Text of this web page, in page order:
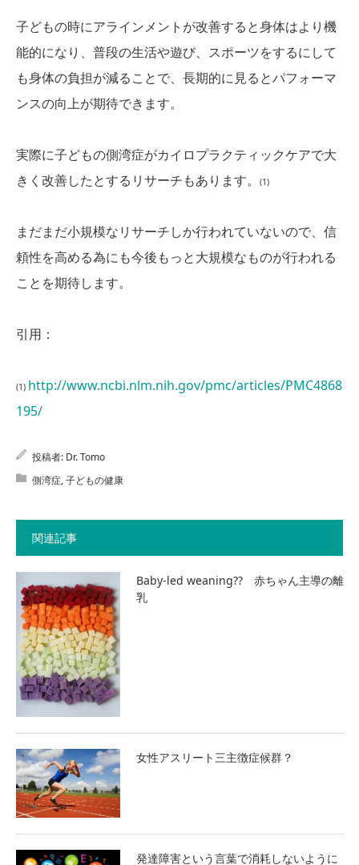
子どもの時にアラインメントが改善すると身体はより機
能的になり、普段の生活や遊び、スポーツをするにして
も身体の負担が減ることで、長期的に見るとパフォーマ
ンスの向上が期待できます。
実際に子どもの側湾症がカイロプラクティックケアで大
きく改善したとするリサーチもあります。
(1)
まだまだ小規模なリサーチしか行われていないので、信
頼性を高める為にも今後もっと大規模なものが行われる
ことを期待します。
引用：
(1) http://www.ncbi.nlm.nih.gov/pmc/articles/PMC4868
195/
投稿者: Dr. Tomo
側湾症,子どもの健康
関連記事
Baby-led weaning?? 赤ちゃん主導の離
乳
女性アスリート三主徴症候群？
発達障害という言葉で消耗しないように